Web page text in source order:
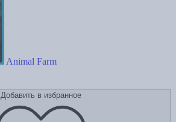
Animal Farm
Добавить в избранное